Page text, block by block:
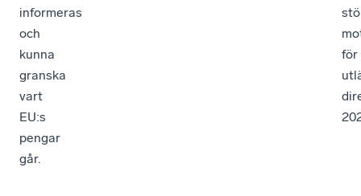
informeras
och
kunna
granska
vart
EU:s
pengar
går.
för